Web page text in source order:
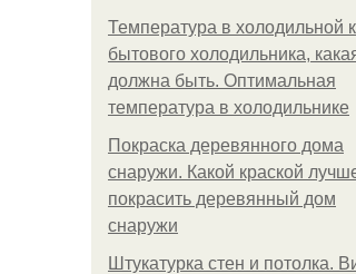
Температура в холодильной
бытового холодильника,
должна быть. Оптимальная
температура в холодильнике
Покраска деревянного дома
снаружи. Какой краской
покрасить деревянный дом
снаружи
Штукатурка стен и потолка.